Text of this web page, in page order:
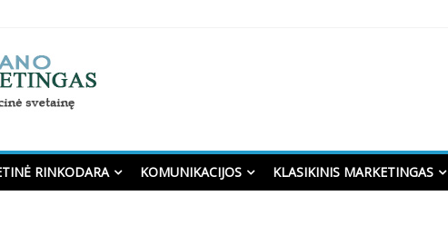
RINKODARA KOMUNIKACIJOS KLASIKINIS MARKETINGAS